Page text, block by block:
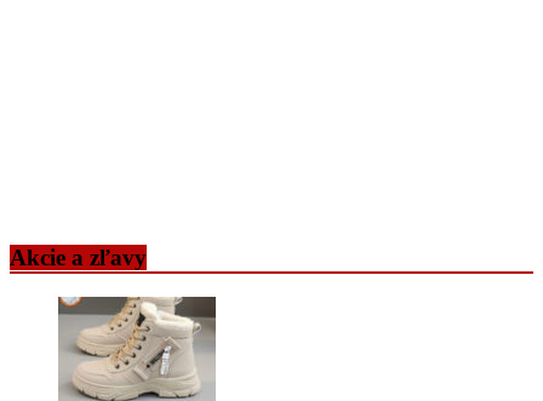
Akcie a zľavy